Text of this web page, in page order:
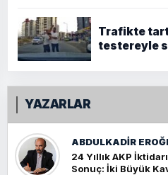
Trafikte
testereyle
YAZARLAR
ABDULKADIR
24 Yıllık AKP
Sonuç: İki Büyük